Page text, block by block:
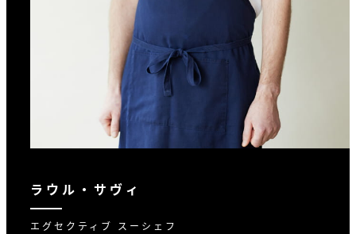
ラウル・サヴィ
エグセクティブ スーシェフ